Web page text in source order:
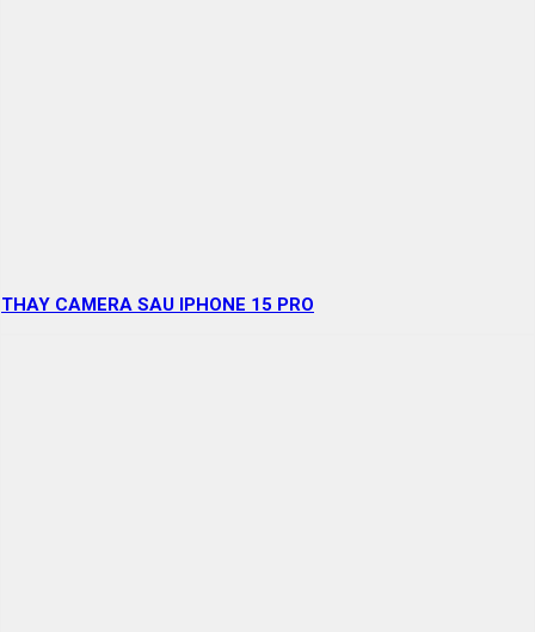
THAY CAMERA SAU IPHONE 15 PRO